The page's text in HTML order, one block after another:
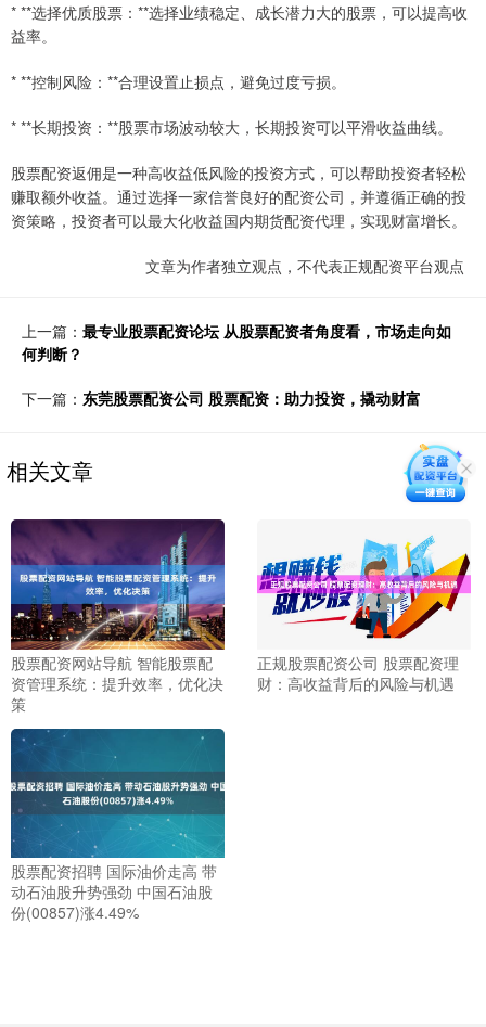
* **选择优质股票：**选择业绩稳定、成长潜力大的股票，可以提高收
益率。
* **控制风险：**合理设置止损点，避免过度亏损。
* **长期投资：**股票市场波动较大，长期投资可以平滑收益曲线。
股票配资返佣是一种高收益低风险的投资方式，可以帮助投资者轻松
赚取额外收益。通过选择一家信誉良好的配资公司，并遵循正确的投
资策略，投资者可以最大化收益国内期货配资代理，实现财富增长。
文章为作者独立观点，不代表正规配资平台观点
上一篇： 最专业股票配资论坛 从股票配资者角度看，市场走向如
何判断？
下一篇： 东莞股票配资公司 股票配资：助力投资，撬动财富
相关文章
股票配资网站导航 智能股票配
资管理系统：提升效率，优化决
策
正规股票配资公司 股票配资理
财：高收益背后的风险与机遇
股票配资招聘 国际油价走高 带
动石油股升势强劲 中国石油股
份(00857)涨4.49%